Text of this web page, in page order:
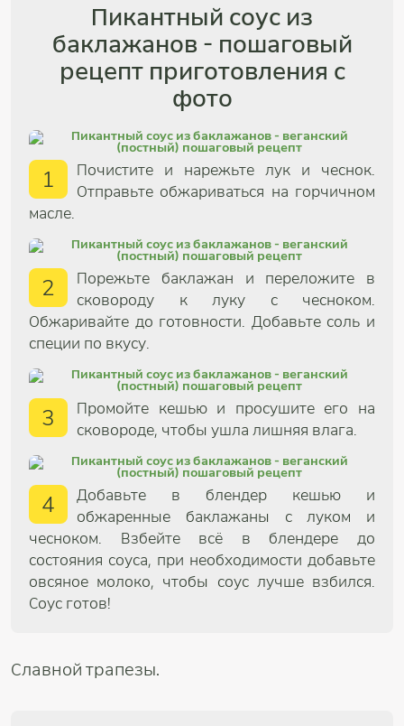
Пикантный соус из
баклажанов - пошаговый
рецепт приготовления с
фото
1
Почистите и нарежьте лук и чеснок.
Отправьте обжариваться на горчичном
масле.
2
Порежьте баклажан и переложите в
сковороду к луку с чесноком.
Обжаривайте до готовности. Добавьте соль и
специи по вкусу.
3
Промойте кешью и просушите его на
сковороде, чтобы ушла лишняя влага.
4
Добавьте в блендер кешью и
обжаренные баклажаны с луком и
чесноком. Взбейте всё в блендере до
состояния соуса, при необходимости добавьте
овсяное молоко, чтобы соус лучше взбился.
Соус готов!
Славной трапезы.